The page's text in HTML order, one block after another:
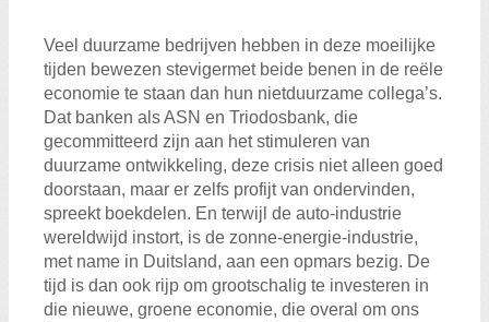
Veel duurzame bedrijven hebben in deze moeilijke
tijden bewezen stevigermet beide benen in de reële
economie te staan dan hun nietduurzame collega’s.
Dat banken als ASN en Triodosbank, die
gecommitteerd zijn aan het stimuleren van
duurzame ontwikkeling, deze crisis niet alleen goed
doorstaan, maar er zelfs profijt van ondervinden,
spreekt boekdelen. En terwijl de auto-industrie
wereldwijd instort, is de zonne-energie-industrie,
met name in Duitsland, aan een opmars bezig. De
tijd is dan ook rijp om grootschalig te investeren in
die nieuwe, groene economie, die overal om ons